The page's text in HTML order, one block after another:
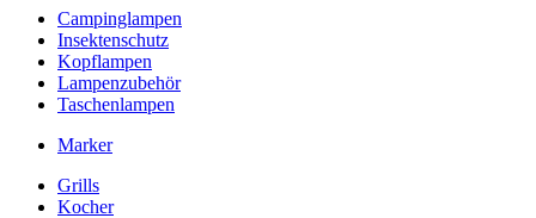
Campinglampen
Insektenschutz
Kopflampen
Lampenzubehör
Taschenlampen
Marker
Grills
Kocher